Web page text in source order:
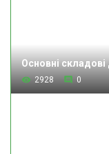
Основні
2928 0